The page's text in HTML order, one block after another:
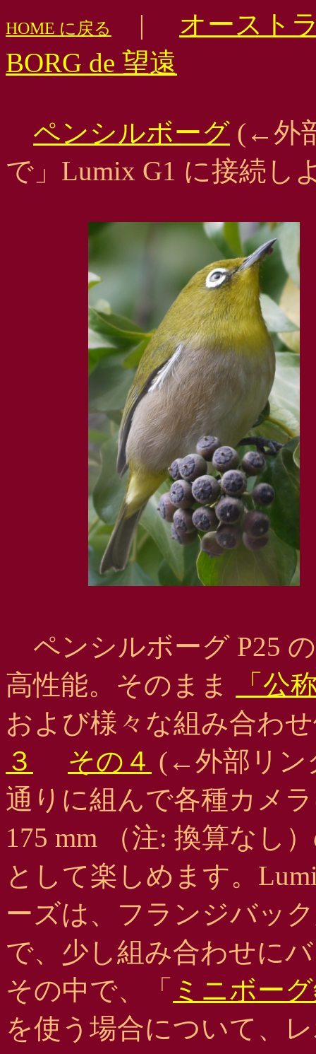
HOME に戻る | オースト
BORG de 望遠
ペンシルボーグ (←外
で」Lumix G1 に接続し
ペンシルボーグ P25
高性能。そのまま
「公
および様々な組み合
３
その４ (←外部リン
通りに組んで各種カメ
175 mm （注: 換算なし
として楽しめます。
ーズは、フランジバッ
で、少し組み合わせに
その中で、「 ミニボー
を使う場合について、